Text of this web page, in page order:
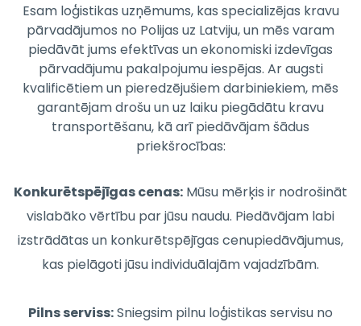
Esam loģistikas uzņēmums, kas specializējas kravu
pārvadājumos no Polijas uz Latviju, un mēs varam
piedāvāt jums efektīvas un ekonomiski izdevīgas
pārvadājumu pakalpojumu iespējas. Ar augsti
kvalificētiem un pieredzējušiem darbiniekiem, mēs
garantējam drošu un uz laiku piegādātu kravu
transportēšanu, kā arī piedāvājam šādus
priekšrocības:
Konkurētspējīgas cenas: Mūsu mērķis ir nodrošināt
vislabāko vērtību par jūsu naudu. Piedāvājam labi
izstrādātas un konkurētspējīgas cenupiedāvājumus,
kas pielāgoti jūsu individuālajām vajadzībām.
Pilns serviss:Sniegsim pilnu loģistikas servisu no